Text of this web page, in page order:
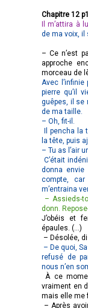
Chapitre 12
Il m’attira à
de ma voix, il
– Ce n’est
approche
morceau de
Avec
pierre qu’il
guêpes, il se
de ma taille.
– Oh, fit-il.
Il pencha la
la tête, puis
– Tu as l’air
C’était
donna
compte,
m’entraina
– Assieds-
donn.
J’obéis et
épaules. (…)
– Désolée,
– De quoi,
refusé de
nous n’en
À ce
vraiment en
mais elle me
– Après